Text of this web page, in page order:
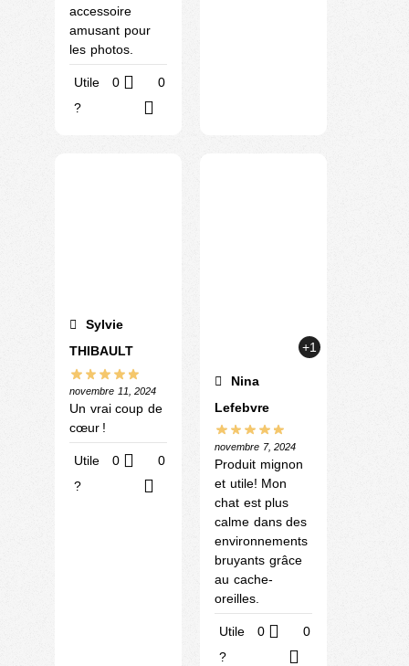
accessoire
amusant pour
les photos.
Utile
?
0 0
Sylvie
THIBAULT
novembre 11, 2024
Un vrai coup de
cœur !
Utile
?
0 0
+1
Nina
Lefebvre
novembre 7, 2024
Produit mignon
et utile! Mon
chat est plus
calme dans des
environnements
bruyants grâce
au cache-
oreilles.
Utile
?
0 0